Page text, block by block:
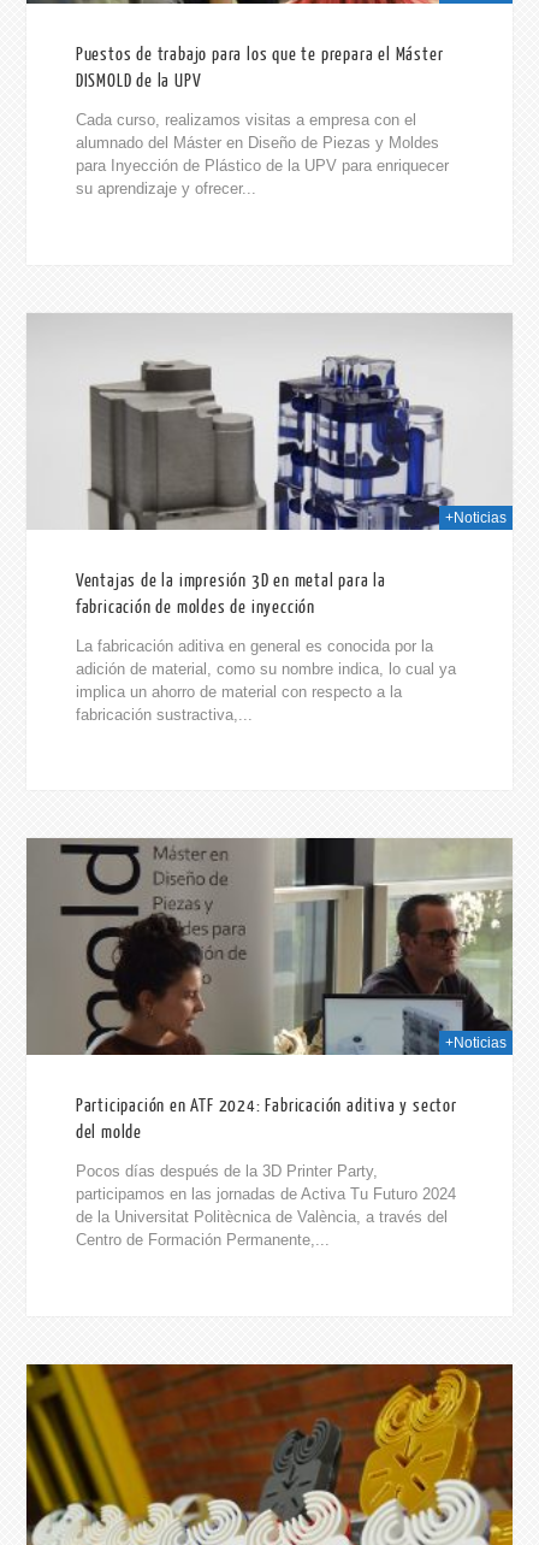
Puestos de trabajo para los que te prepara el Máster
DISMOLD de la UPV
Cada curso, realizamos visitas a empresa con el
alumnado del Máster en Diseño de Piezas y Moldes
para Inyección de Plástico de la UPV para enriquecer
su aprendizaje y ofrecer...
+Noticias
Ventajas de la impresión 3D en metal para la
fabricación de moldes de inyección
La fabricación aditiva en general es conocida por la
adición de material, como su nombre indica, lo cual ya
implica un ahorro de material con respecto a la
fabricación sustractiva,...
+Noticias
Participación en ATF 2024: Fabricación aditiva y sector
del molde
Pocos días después de la 3D Printer Party,
participamos en las jornadas de Activa Tu Futuro 2024
de la Universitat Politècnica de València, a través del
Centro de Formación Permanente,...